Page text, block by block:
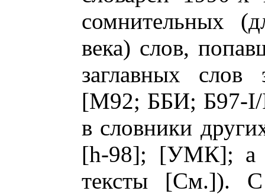
сомнительных
века) слов,
заглавных
[М92; ББИ; Б97-I/
в словники
[h-98]; [УМК]; а
тексты [См.]).